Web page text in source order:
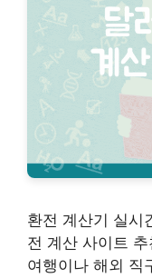
환전 계산기 실시
전 계산 사이트
여행이나 해외 직